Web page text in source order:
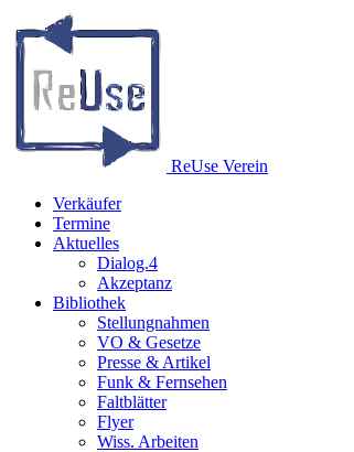
ReUse Verein
Verkäufer
Termine
Aktuelles
Dialog.4
Akzeptanz
Bibliothek
Stellungnahmen
VO & Gesetze
Presse & Artikel
Funk & Fernsehen
Faltblätter
Flyer
Wiss. Arbeiten